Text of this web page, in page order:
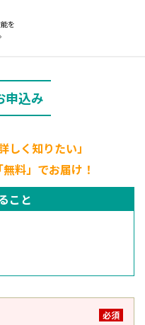
能を
申込み
しく知りたい」
料」でお届け！
こと
必須